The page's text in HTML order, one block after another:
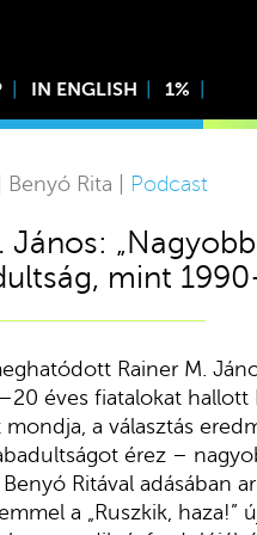
IN ENGLISH 1%
Rita | Podcast
János:
mint
Rainer M.
éves fiatalokat
a választás
érez –
Benyó Ritával adásában
a „Ruszkik, haza!”